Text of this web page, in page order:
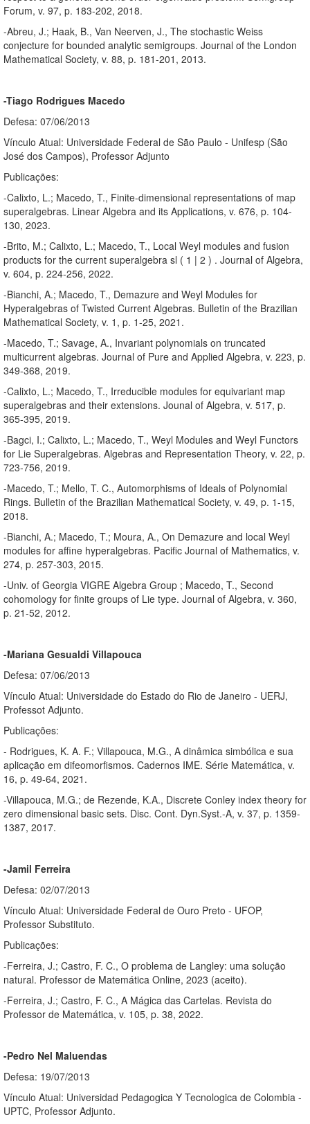
Forum, v. 97, p. 183-202, 2018.
-Abreu, J.; Haak, B., Van Neerven, J., The stochastic Weiss
conjecture for bounded analytic semigroups. Journal of the London
Mathematical Society, v. 88, p. 181-201, 2013.
-Tiago Rodrigues Macedo
Defesa: 07/06/2013
Vínculo Atual: Universidade Federal de São Paulo - Unifesp (São
José dos Campos), Professor Adjunto
Publicações:
-Calixto, L.; Macedo, T., Finite-dimensional representations of map
superalgebras. Linear Algebra and its Applications, v. 676, p. 104-
130, 2023.
-Brito, M.; Calixto, L.; Macedo, T., Local Weyl modules and fusion
products for the current superalgebra sl ( 1 | 2 ) . Journal of Algebra,
v. 604, p. 224-256, 2022.
-Bianchi, A.; Macedo, T., Demazure and Weyl Modules for
Hyperalgebras of Twisted Current Algebras. Bulletin of the Brazilian
Mathematical Society, v. 1, p. 1-25, 2021.
-Macedo, T.; Savage, A., Invariant polynomials on truncated
multicurrent algebras. Journal of Pure and Applied Algebra, v. 223, p.
349-368, 2019.
-Calixto, L.; Macedo, T., Irreducible modules for equivariant map
superalgebras and their extensions. Jounal of Algebra, v. 517, p.
365-395, 2019.
-Bagci, I.; Calixto, L.; Macedo, T., Weyl Modules and Weyl Functors
for Lie Superalgebras. Algebras and Representation Theory, v. 22, p.
723-756, 2019.
-Macedo, T.; Mello, T. C., Automorphisms of Ideals of Polynomial
Rings. Bulletin of the Brazilian Mathematical Society, v. 49, p. 1-15,
2018.
-Bianchi, A.; Macedo, T.; Moura, A., On Demazure and local Weyl
modules for affine hyperalgebras. Pacific Journal of Mathematics, v.
274, p. 257-303, 2015.
-Univ. of Georgia VIGRE Algebra Group ; Macedo, T., Second
cohomology for finite groups of Lie type. Journal of Algebra, v. 360,
p. 21-52, 2012.
-Mariana Gesualdi Villapouca
Defesa: 07/06/2013
Vínculo Atual: Universidade do Estado do Rio de Janeiro - UERJ,
Professot Adjunto.
Publicações:
- Rodrigues, K. A. F.; Villapouca, M.G., A dinâmica simbólica e sua
aplicação em difeomorfismos. Cadernos IME. Série Matemática, v.
16, p. 49-64, 2021.
-Villapouca, M.G.; de Rezende, K.A., Discrete Conley index theory for
zero dimensional basic sets. Disc. Cont. Dyn.Syst.-A, v. 37, p. 1359-
1387, 2017.
-Jamil Ferreira
Defesa: 02/07/2013
Vínculo Atual: Universidade Federal de Ouro Preto - UFOP,
Professor Substituto.
Publicações:
-Ferreira, J.; Castro, F. C., O problema de Langley: uma solução
natural. Professor de Matemática Online, 2023 (aceito).
-Ferreira, J.; Castro, F. C., A Mágica das Cartelas. Revista do
Professor de Matemática, v. 105, p. 38, 2022.
-Pedro Nel Maluendas
Defesa: 19/07/2013
Vínculo Atual: Universidad Pedagogica Y Tecnologica de Colombia -
UPTC, Professor Adjunto.